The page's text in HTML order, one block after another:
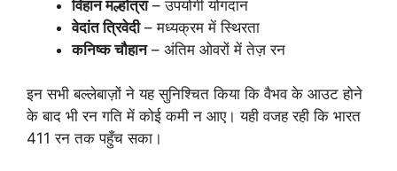
विहान मल्होत्रा– उपयोगी योगदान
वेदांत त्रिवेदी– मध्यक्रम में स्थिरता
कनिष्क चौहान– अंतिम ओवरों में तेज़ रन
इन सभी बल्लेबाज़ों ने यह सुनिश्चित किया कि वैभव के आउट होने
के बाद भी रन गति में कोई कमी न आए। यही वजह रही कि भारत
411 रन तक पहुँच सका।